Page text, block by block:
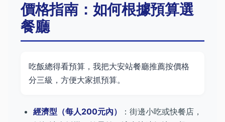
價格指南：如何根據預算選
餐廳
吃飯總得看預算，我把大安站餐廳推薦按價格
分三級，方便大家抓預算。
經濟型（每人200元內）
：街邊小吃或快餐店，